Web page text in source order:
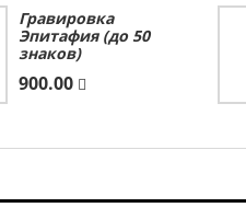
Гравировка
Эпитафия (до 50
знаков)
900.00